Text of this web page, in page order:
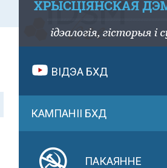
ВІДЭА БХД
КАМПАНІІ БХД
ПАКАЯННЕ